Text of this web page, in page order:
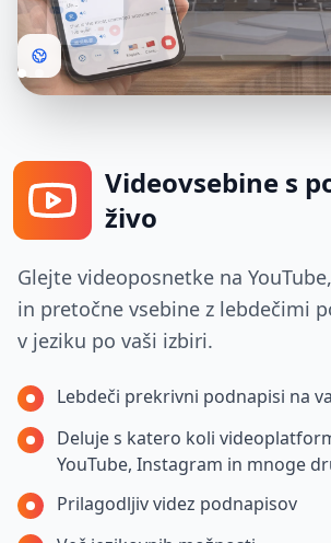
Videovsebine s
živo
Glejte videoposnetke na
in pretočne vsebine z lebdečimi
v jeziku po vaši izbiri.
Lebdeči prekrivni podnapisi na
Deluje s katero koli
YouTube, Instagram in mnoge
Prilagodljiv videz podnapisov